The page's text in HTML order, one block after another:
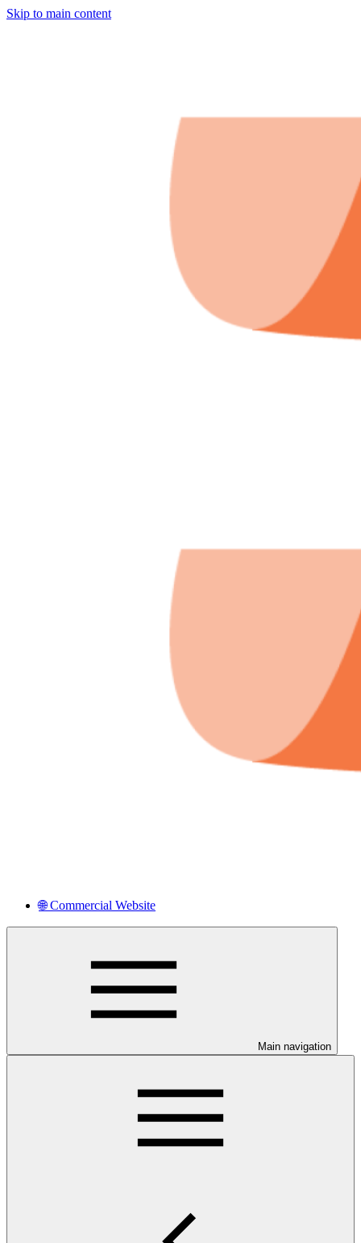
Skip to main content
🌐 Commercial Website
Main navigation